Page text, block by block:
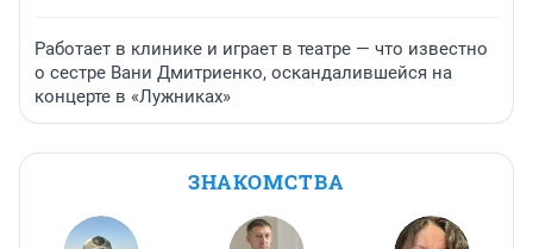
Работает в клинике и играет в театре — что известно
о сестре Вани Дмитриенко, оскандалившейся на
концерте в «Лужниках»
ЗНАКОМСТВА